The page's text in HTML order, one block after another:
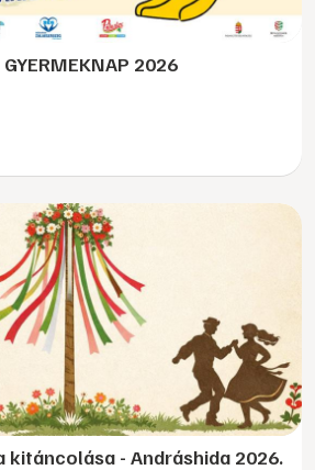
GYERMEKNAP 2026
kitáncolása - Andráshida 2026.